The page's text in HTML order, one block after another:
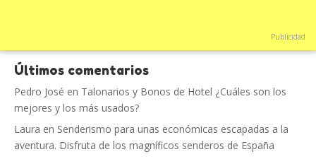
Publicidad
Últimos comentarios
Pedro José en Talonarios y Bonos de Hotel ¿Cuáles son los
mejores y los más usados?
Laura en Senderismo para unas económicas escapadas a la
aventura. Disfruta de los magníficos senderos de España